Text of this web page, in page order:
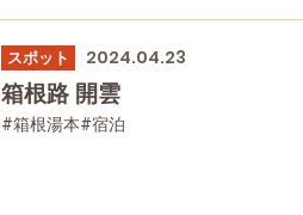
スポット 2024.04.23
箱根路 開雲
#箱根湯本#宿泊